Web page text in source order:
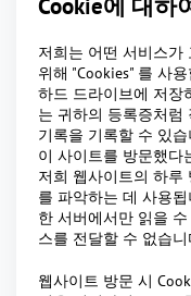
저희는 어떤 서비스가
위해 "Cookies" 를 사
하드 드라이브에 저장
는 귀하의 등록증처럼
기록을 기록할 수 있
이 사이트를 방문했다
저희 웹사이트의 하루
를 파악하는 데 사용
한 서버에서만 읽을
스를 전달할 수 없습니
웹사이트 방문 시